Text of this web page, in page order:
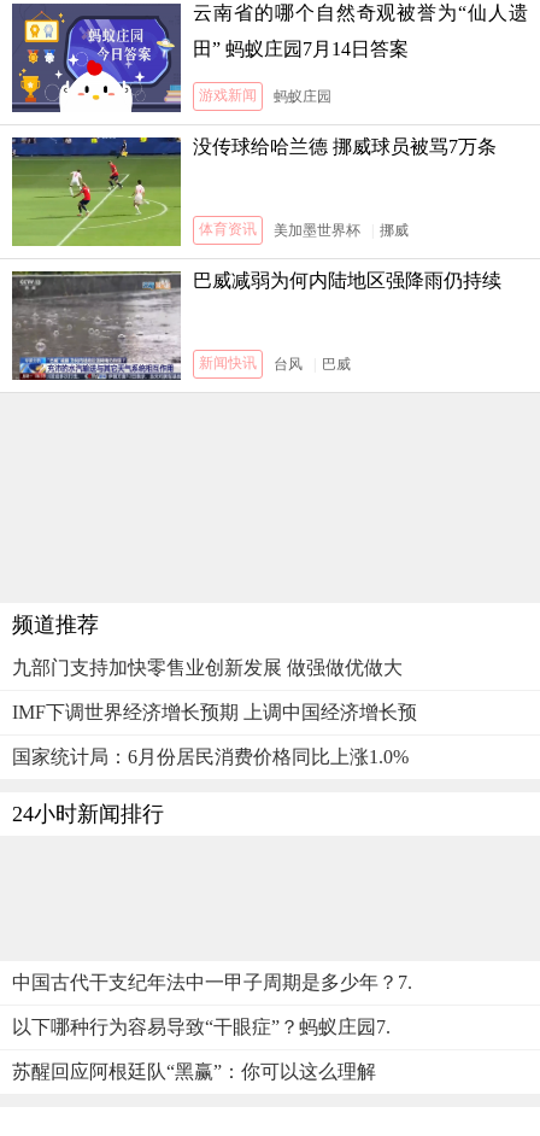
云南省的哪个自然奇观被誉为“仙人遗
田” 蚂蚁庄园7月14日答案
游戏新闻 蚂蚁庄园
没传球给哈兰德 挪威球员被骂7万条
体育资讯 美加墨世界杯 挪威
巴威减弱为何内陆地区强降雨仍持续
新闻快讯 台风 巴威
频道推荐
九部门支持加快零售业创新发展 做强做优做大
IMF下调世界经济增长预期 上调中国经济增长预
国家统计局：6月份居民消费价格同比上涨1.0%
24小时新闻排行
中国古代干支纪年法中一甲子周期是多少年？7.
以下哪种行为容易导致“干眼症”？蚂蚁庄园7.
苏醒回应阿根廷队“黑赢”：你可以这么理解